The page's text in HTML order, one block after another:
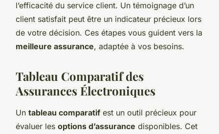
l’efficacité du service client. Un témoignage d’un
client satisfait peut être un indicateur précieux lors
de votre décision. Ces étapes vous guident vers la
meilleure assurance, adaptée à vos besoins.
Tableau Comparatif des
Assurances Électroniques
Un tableau comparatif est un outil précieux pour
évaluer les options d’assurance disponibles. Cet